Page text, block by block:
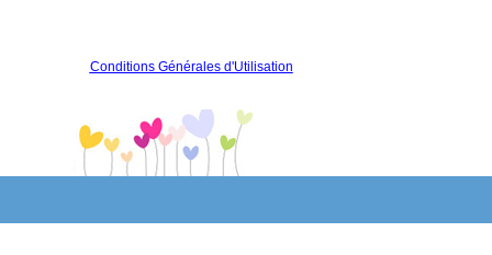
Conditions Générales d'Utilisation